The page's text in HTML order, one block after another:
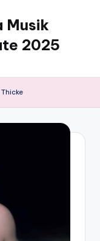
Musik
2025